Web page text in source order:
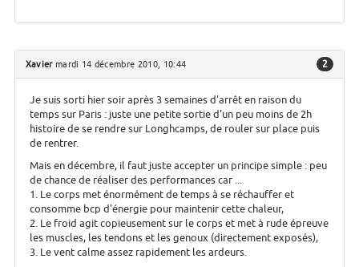
Xaviermardi 14 décembre 2010, 10:44 2
Je suis sorti hier soir après 3 semaines d'arrêt en raison du
temps sur Paris : juste une petite sortie d'un peu moins de 2h
histoire de se rendre sur Longhcamps, de rouler sur place puis
de rentrer.
Mais en décembre, il faut juste accepter un principe simple : peu
de chance de réaliser des performances car ...
1. Le corps met énormément de temps à se réchauffer et
consomme bcp d'énergie pour maintenir cette chaleur,
2. Le froid agit copieusement sur le corps et met à rude épreuve
les muscles, les tendons et les genoux (directement exposés),
3. Le vent calme assez rapidement les ardeurs.